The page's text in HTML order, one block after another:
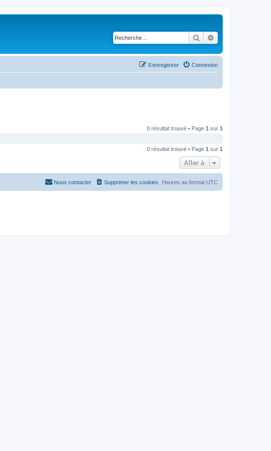
Rechercher
Connexion
S’enregistrer
0 résultat trouvé • Page 1 sur 1
0 résultat trouvé • Page 1 sur 1
Aller à
Heures au format UTC
Supprimer les cookies
Nous contacter